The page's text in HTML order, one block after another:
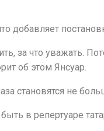
за что уважать.
об этом Янсуар.
становятся не
в репертуаре